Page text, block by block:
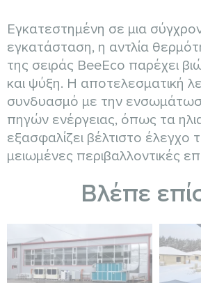
Εγκατεστημένη σε μια
εγκατάσταση, η αντλία
της σειράς BeeEco παρέχει
και ψύξη. Η αποτελεσματική
συνδυασμό με την
πηγών ενέργειας, όπως τα
εξασφαλίζει βέλτιστο έλεγχο
μειωμένες περιβαλλοντικές
Βλέπε